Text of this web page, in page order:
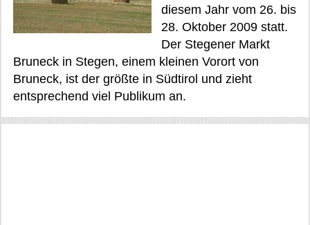
diesem Jahr vom 26. bis
28. Oktober 2009 statt.
Der Stegener Markt
Bruneck in Stegen, einem kleinen Vorort von
Bruneck, ist der größte in Südtirol und zieht
entsprechend viel Publikum an.